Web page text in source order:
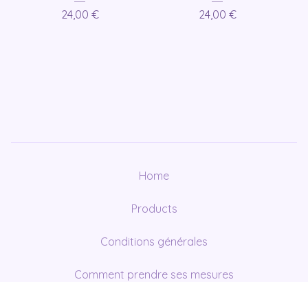
24,00 €
24,00 €
Home
Products
Conditions générales
Comment prendre ses mesures